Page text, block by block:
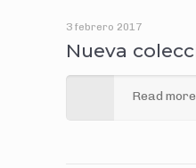
3 febrero 2017
Nueva
Read more